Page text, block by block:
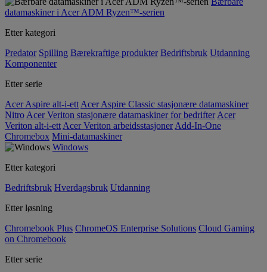
datamaskiner i Acer ADM Ryzen™-serien
Etter kategori
Predator Spilling Bærekraftige produkter Bedriftsbruk Utdanning
Komponenter
Etter serie
Acer Aspire alt-i-ett Acer Aspire Classic stasjonære datamaskiner
Nitro Acer Veriton stasjonære datamaskiner for bedrifter Acer
Veriton alt-i-ett Acer Veriton arbeidsstasjoner Add-In-One
Chromebox Mini-datamaskiner
Windows
Etter kategori
Bedriftsbruk Hverdagsbruk Utdanning
Etter løsning
Chromebook Plus ChromeOS Enterprise Solutions Cloud Gaming
on Chromebook
Etter serie